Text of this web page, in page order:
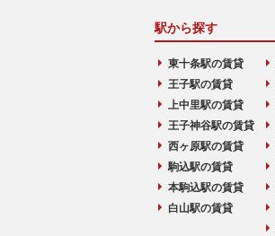
駅から探す
東十条駅の賃貸
王子駅の賃貸
上中里駅の賃貸
王子神谷駅の賃貸
西ヶ原駅の賃貸
駒込駅の賃貸
本駒込駅の賃貸
白山駅の賃貸